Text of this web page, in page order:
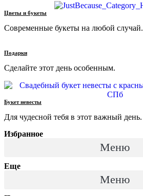
Цветы и букеты
Современные букеты на любой случай.
Подарки
Сделайте этот день особенным.
Букет невесты
Для чудесной тебя в этот важный день.
Избранное
Меню
Еще
Меню